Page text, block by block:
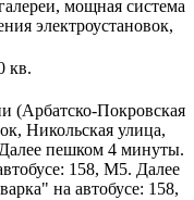
мощная система
электроустановок,
кв.
(Арбатско-Покровская
Никольская улица,
пешком 4 минуты.
158, М5. Далее
на автобусе: 158,